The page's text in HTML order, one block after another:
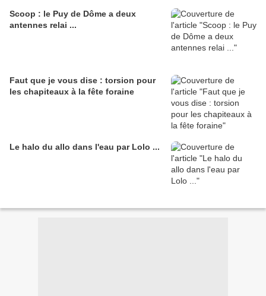
Scoop : le Puy de Dôme a deux
antennes relai ...
Faut que je vous dise : torsion pour
les chapiteaux à la fête foraine
Le halo du allo dans l'eau par Lolo ...